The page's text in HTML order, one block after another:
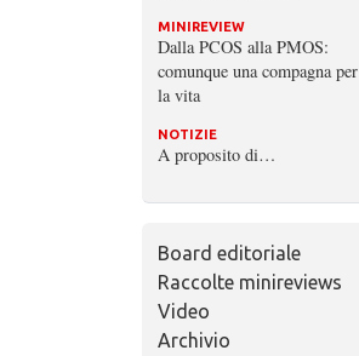
MINIREVIEW
Dalla PCOS alla PMOS:
comunque una compagna per
la vita
NOTIZIE
A proposito di…
Board editoriale
Raccolte minireviews
Video
Archivio